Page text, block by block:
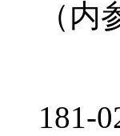
（内
181-